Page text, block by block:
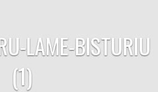
LAME-BISTURIU
(1)